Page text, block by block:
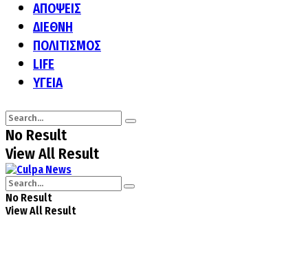
ΑΠΟΨΕΙΣ
ΔΙΕΘΝΗ
ΠΟΛΙΤΙΣΜΟΣ
LIFE
ΥΓΕΙΑ
No Result
View All Result
No Result
View All Result